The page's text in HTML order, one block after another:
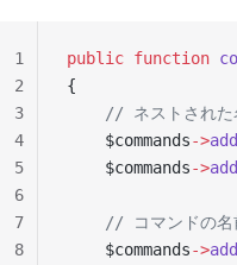
public function
{
// ネストされた
    $commands
->add
    $commands
->add
// コマンドの名
    $commands
->add
1
2
3
4
5
6
7
8